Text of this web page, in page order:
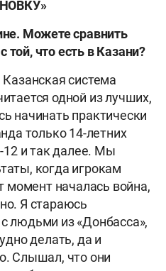
Можете сравнить
что есть в Казани?
система
одной из лучших,
начинать практически
только 14-летних
12 и так далее. Мы
когда игрокам
момент началась война,
Я стараюсь
людьми из «Донбасса»,
делать, да и
Слышал, что они